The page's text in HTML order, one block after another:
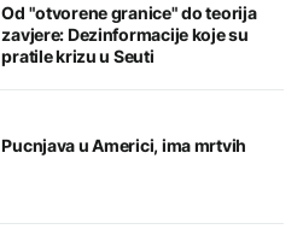
Od "otvorene granice" do teorija
zavjere: Dezinformacije koje su
pratile krizu u Seuti
Pucnjava u Americi, ima mrtvih